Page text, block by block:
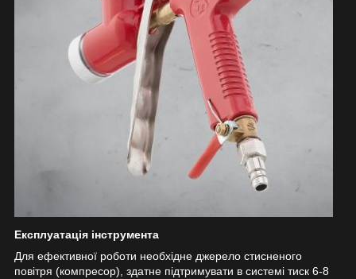
Експлуатація інструмента
Для ефективної роботи необхідне джерело стисненого
повітря (компресор), здатне підтримувати в системі тиск 6-8